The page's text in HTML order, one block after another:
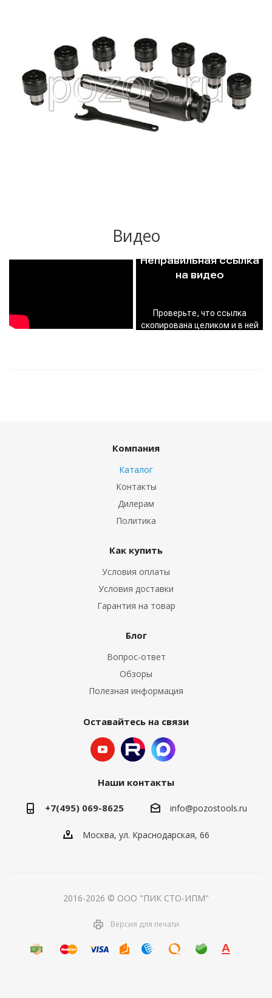
Видео
Компания
Каталог
Контакты
Дилерам
Политика
Как купить
Условия оплаты
Условия доставки
Гарантия на товар
Блог
Вопрос-ответ
Обзоры
Полезная информация
Оставайтесь на связи
Наши контакты
+7(495) 069-8625 info@pozostools.ru
Москва, ул. Краснодарская, 66
2016-2026 © ООО "ПИК СТО-ИПМ"
Версия для печати